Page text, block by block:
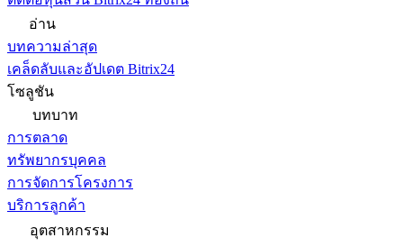
อ่าน
บทความล่าสุด
เคล็ดลับและอัปเดต Bitrix24
โซลูชัน
บทบาท
การตลาด
ทรัพยากรบุคคล
การจัดการโครงการ
บริการลูกค้า
อุตสาหกรรม